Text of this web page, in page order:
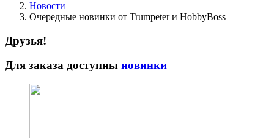
Новости
Очередные новинки от Trumpeter и HobbyBoss
Друзья!
Для заказа доступны новинки